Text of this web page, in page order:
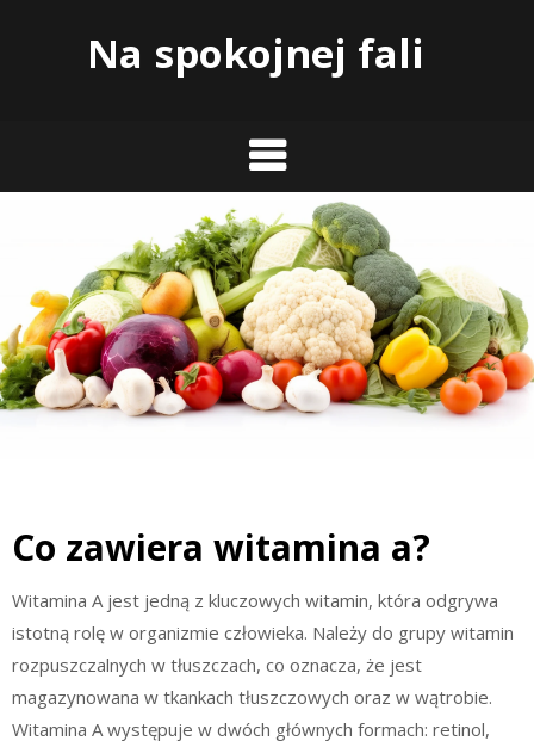
Na spokojnej fali
Co zawiera witamina a?
Witamina A jest jedną z kluczowych witamin, która odgrywa
istotną rolę w organizmie człowieka. Należy do grupy witamin
rozpuszczalnych w tłuszczach, co oznacza, że jest
magazynowana w tkankach tłuszczowych oraz w wątrobie.
Witamina A występuje w dwóch głównych formach: retinol,